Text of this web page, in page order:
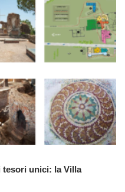
tesori unici: la Villa